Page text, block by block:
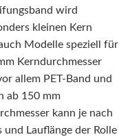
wird
kleinen Kern
Modelle speziell für
Kerndurchmesser
allem PET-Band und
ab 150 mm
kann je nach
und Lauflänge der Rolle